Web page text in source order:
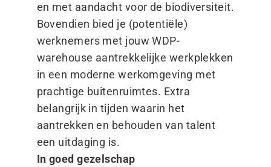
en met aandacht voor de biodiversiteit.
Bovendien bied je (potentiële)
werknemers met jouw WDP-
warehouse aantrekkelijke werkplekken
in een moderne werkomgeving met
prachtige buitenruimtes. Extra
belangrijk in tijden waarin het
aantrekken en behouden van talent
een uitdaging is.
In goed gezelschap